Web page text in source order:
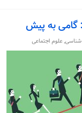
گامی به پیش
,علوم اجتماعی